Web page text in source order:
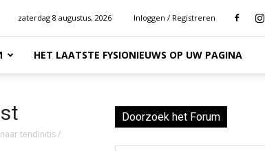
zaterdag 8 augustus, 2026 Inloggen / Registreren
HET LAATSTE FYSIONIEUWS OP UW PAGINA
tendinitis /
Doorzoek het Forum